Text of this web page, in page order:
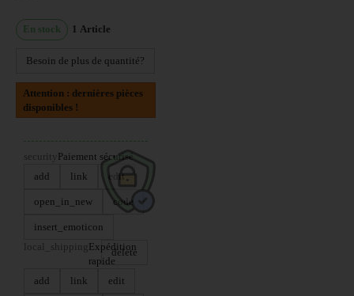
En stock 1 Article
Besoin de plus de quantité?
Attention : dernières pièces
disponibles !
security Paiement sécurisé
add
link edit
open_in_new code
insert_emoticon
delete
local_shipping Expédition
rapide
add
link edit